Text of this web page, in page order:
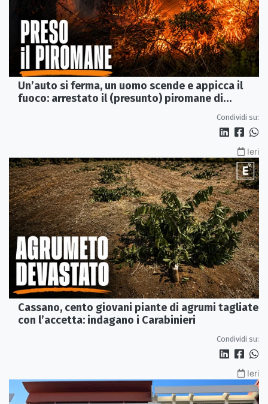
Un’auto si ferma, un uomo scende e appicca il
fuoco: arrestato il (presunto) piromane di
Condividi su:
Ieri
Cassano, cento giovani piante di agrumi tagliate
con l’accetta: indagano i Carabinieri
Condividi su:
Ieri